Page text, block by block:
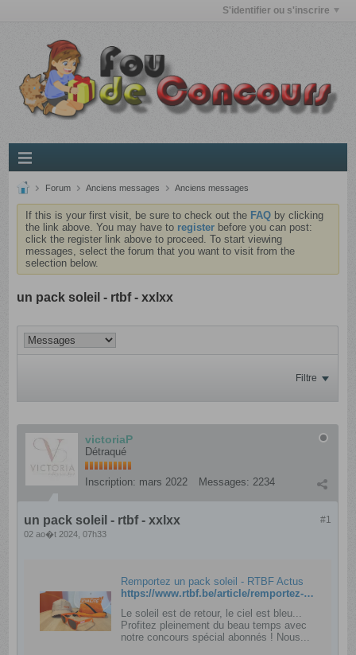
S'identifier ou s'inscrire
Forum Anciens messages Anciens messages
If this is your first visit, be sure to check out the FAQ by clicking
the link above. You may have to register before you can post:
click the register link above to proceed. To start viewing
messages, select the forum that you want to visit from the
selection below.
un pack soleil - rtbf - xxlxx
Filtre
victoriaP
Détraqué
Inscription: mars 2022 Messages: 2234
#1
un pack soleil - rtbf - xxlxx
02 ao�t 2024, 07h33
Remportez un pack soleil - RTBF Actus
https://www.rtbf.be/article/remportez-un-pack-soleil-11413498
Le soleil est de retour, le ciel est bleu...
Profitez pleinement du beau temps avec
notre concours spécial abonnés ! Nous...